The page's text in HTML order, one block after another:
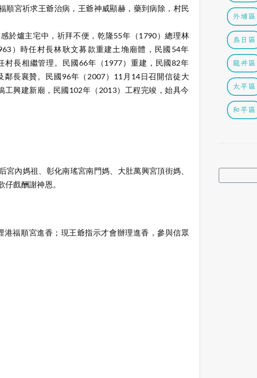
順宮祈求王爺治病，王爺神威顯赫，藥到病除，村民
於爐主宅中，祈拜不便，乾隆55年（1790）總理林
）時任村長林耿文募款重建土埆廟體，民國54年
村長相繼管理。民國66年（1977）重建，民國82年
鄰長襄贊。民國96年（2007）11月14日召開信徒大
興建新廟，民國102年（2013）工程完竣，始具今
內媽祖、彰化南瑤宮南門媽、大肚萬興宮頂街媽、
戲酬謝神恩。
福順宮進香；現王爺指示才會辦理進香，參與信眾
外埔區
烏日區
龍井區
太平區
和平區